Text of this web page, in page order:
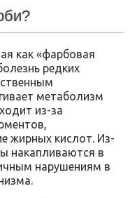
как «фарбовая
редких
метаболизм
из-за
жирных кислот. Из-
накапливаются в
нарушениям в